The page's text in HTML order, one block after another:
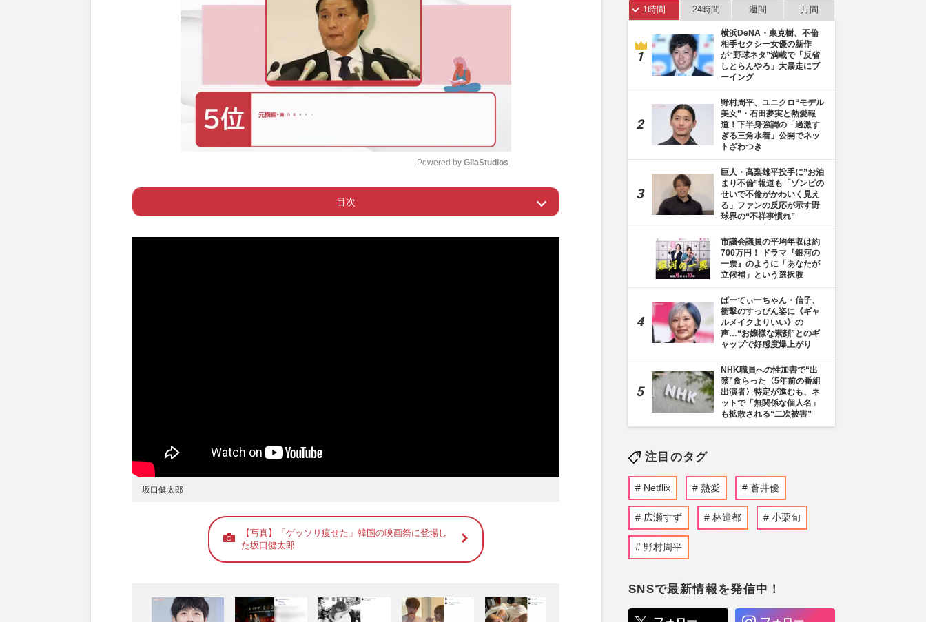
t
Powered by GliaStudios
目次
Page 1 ー 坂口健太郎、釜山国際映画祭に登場
坂口健太郎
【写真】「ゲッソリ痩せた」韓国の映画祭に登場し
た坂口健太郎
1時間 24時間 週間 月間
横浜DeNA・東克樹、不倫
相手セクシー女優の新作
が“野球ネタ”満載で「反省
しとらんやろ」大暴走にブ
ーイング
野村周平、ユニクロ“モデル
美女”・石田夢実と熱愛報
道！下半身強調の「過激す
ぎる三角水着」公開でネッ
トざわつき
巨人・高梨雄平投手に”お泊
まり不倫”報道も「ゾンビの
せいで不倫がかわいく見え
る」ファンの反応が示す野
球界の“不祥事慣れ”
市議会議員の平均年収は約
700万円！ ドラマ『銀河の
一票』のように「あなたが
立候補」という選択肢
ぱーてぃーちゃん・信子、
衝撃のすっぴん姿に《ギャ
ルメイクよりいい》の
声…“お嬢様な素顔”とのギ
ャップで好感度爆上がり
NHK職員への性加害で“出
禁”食らった〈5年前の番組
出演者〉特定が進むも、ネ
ットで「無関係な個人名」
も拡散される“二次被害”
注目のタグ
Netflix 熱愛 蒼井優
広瀬すず 林遣都 小栗旬
野村周平
SNSで最新情報を発信中！